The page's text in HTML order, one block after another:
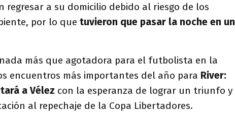
regresar a su domicilio debido al riesgo de los
por lo que tuvieron que pasar la noche en un
más que agotadora para el futbolista en la
encuentros más importantes del año para River:
a Vélez con la esperanza de lograr un triunfo y
al repechaje de la Copa Libertadores.